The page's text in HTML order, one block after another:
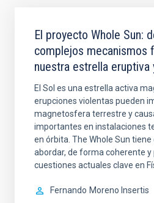
El proyecto Whole Sun:
complejos mecanismos
nuestra estrella eruptiva
El Sol es una estrella activa
erupciones violentas pueden
magnetosfera terrestre y
importantes en instalaciones
en órbita. The Whole Sun
abordar, de forma coherente y
cuestiones actuales clave en
Fernando Moreno Insertis